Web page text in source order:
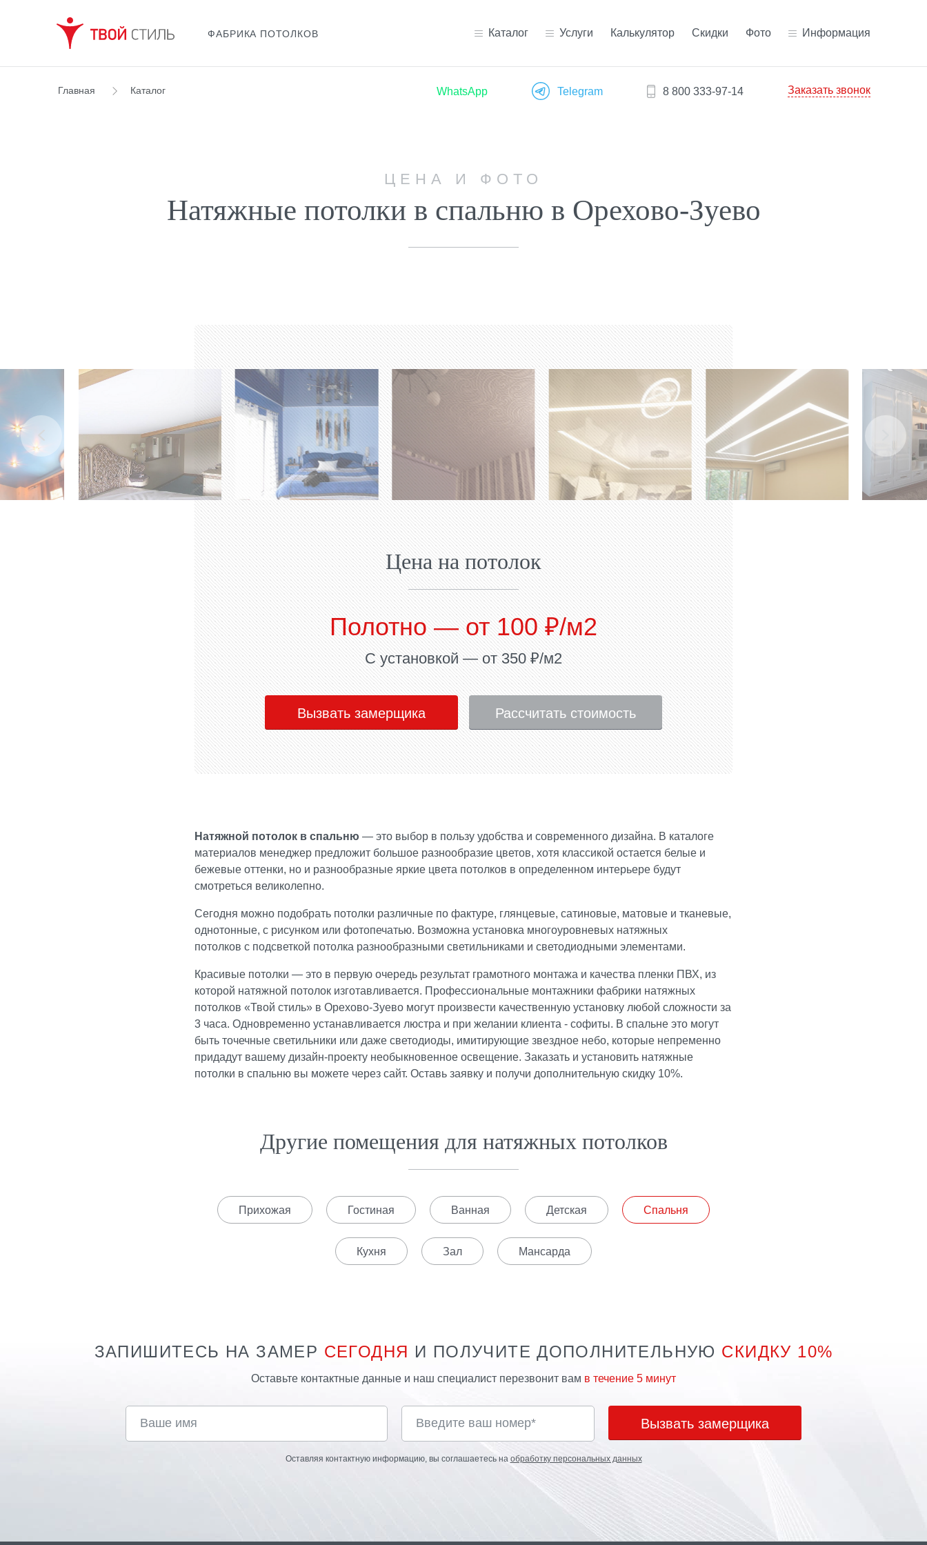
ФАБРИКА ПОТОЛКОВ Каталог Услуги Калькулятор Скидки Фото Информация
Главная Каталог WhatsApp Telegram 8 800 333-97-14 Заказать звонок
ЦЕНА И ФОТО
Натяжные потолки в спальню в Орехово-Зуево
Цена на потолок
Полотно — от 100 ₽/м2
С установкой — от 350 ₽/м2
Вызвать замерщика Рассчитать стоимость
Натяжной потолок в спальню— это выбор в пользу удобства и современного дизайна. В каталоге
материалов менеджер предложит большое разнообразие цветов, хотя классикой остается белые и
бежевые оттенки, но и разнообразные яркие цвета потолков в определенном интерьере будут
смотреться великолепно.
Сегодня можно подобрать потолки различные по фактуре, глянцевые, сатиновые,матовыеитканевые
однотонные, с рисунком илифотопечатью. Возможна установкамногоуровневых натяжных
потолков с подсветкой потолка разнообразными светильниками исветодиодными элементами
Красивые потолки — это в первую очередь результат грамотного монтажа и качества пленки ПВХ, из
которой натяжной потолок изготавливается. Профессиональные монтажники фабрики натяжных
потолков «Твой стиль» в Орехово-Зуево могут произвести качественную установку любой сложности за 3
часа. Одновременно устанавливается люстра и при желании клиента - софиты. В спальне это могут
быть точечные светильники или даже светодиоды, имитирующие звездное небо, которые непременно
придадут вашему дизайн-проекту необыкновенное освещение. Заказать и установить натяжные
потолки в спальню вы можете через сайт. Оставь заявку и получи дополнительную скидку 10%.
Другие помещения для натяжных потолков
Прихожая Гостиная Ванная Детская Спальня
Кухня Зал Мансарда
ЗАПИШИТЕСЬ НА ЗАМЕР СЕГОДНЯ И ПОЛУЧИТЕ ДОПОЛНИТЕЛЬНУЮ СКИДКУ 10%
Оставьте контактные данные и наш специалист перезвонит вам в течение 5 минут
Вызвать замерщика
Оставляя контактную информацию, вы соглашаетесь на обработку персональных данных